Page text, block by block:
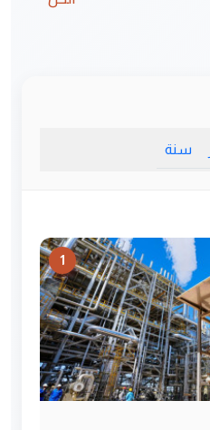
سنة
1